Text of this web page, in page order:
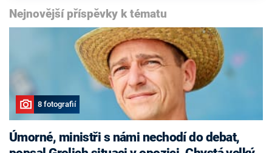
Nejnovější příspěvky k tématu
8 fotografií
Úmorné, ministři s námi nechodí do debat,